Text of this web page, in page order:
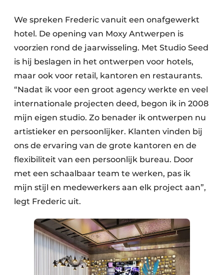
We spreken Frederic vanuit een onafgewerkt
hotel. De opening van Moxy Antwerpen is
voorzien rond de jaarwisseling. Met Studio Seed
is hij beslagen in het ontwerpen voor hotels,
maar ook voor retail, kantoren en restaurants.
“Nadat ik voor een groot agency werkte en veel
internationale projecten deed, begon ik in 2008
mijn eigen studio. Zo benader ik ontwerpen nu
artistieker en persoonlijker. Klanten vinden bij
ons de ervaring van de grote kantoren en de
flexibiliteit van een persoonlijk bureau. Door
met een schaalbaar team te werken, pas ik
mijn stijl en medewerkers aan elk project aan”,
legt Frederic uit.